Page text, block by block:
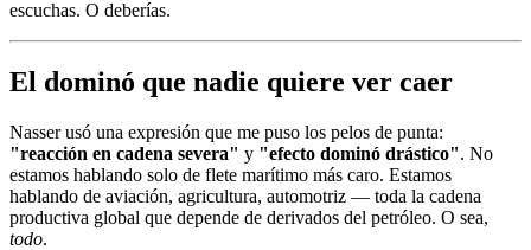
escuchas. O deberías.
El dominó que nadie quiere ver caer
Nasser usó una expresión que me puso los pelos de punta:
"reacción en cadena severa" y "efecto dominó drástico". No
estamos hablando solo de flete marítimo más caro. Estamos
hablando de aviación, agricultura, automotriz — toda la cadena
productiva global que depende de derivados del petróleo. O sea,
todo.